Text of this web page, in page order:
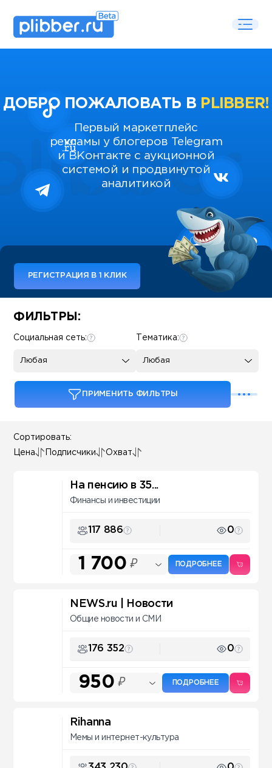
ДОБРО ПОЖАЛОВАТЬ В PLIBBER!
Первый маркетплейс
рекламы у блогеров Telegram
и ВКонтакте с аукционной
системой и продвинутой
аналитикой
РЕГИСТРАЦИЯ В 1 КЛИК
Some SEO Title
ФИЛЬТРЫ:
Тематика:
Любая
Социальная сеть:
Любая
ПРИМЕНИТЬ ФИЛЬТРЫ
Сортировать:
Цена Подписчики Охват
На пенсию в 35...
Финансы и инвестиции
117 886 0
1 700 ₽ ПОДРОБНЕЕ
NEWS.ru | Новости
Общие новости и СМИ
176 352 0
950 ₽ ПОДРОБНЕЕ
Rihanna
Мемы и интернет-культура